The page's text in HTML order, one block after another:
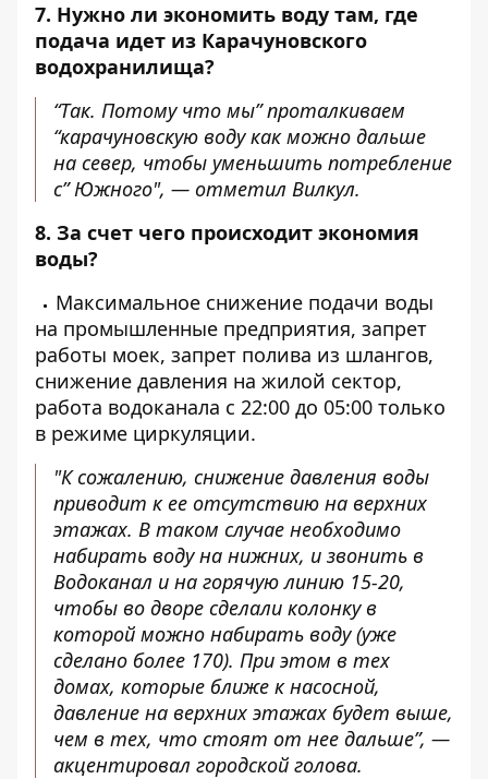
7. Нужно ли экономить воду там, где
подача идет из Карачуновского
водохранилища?
“Так. Потому что мы” проталкиваем
“карачуновскую воду как можно дальше
на север, чтобы уменьшить потребление
с” Южного", — отметил Вилкул.
8. За счет чего происходит экономия
воды?
Максимальное снижение подачи воды
на промышленные предприятия, запрет
работы моек, запрет полива из шлангов,
снижение давления на жилой сектор,
работа водоканала с 22:00 до 05:00 только
в режиме циркуляции.
"К сожалению, снижение давления воды
приводит к ее отсутствию на верхних
этажах. В таком случае необходимо
набирать воду на нижних, и звонить в
Водоканал и на горячую линию 15-20,
чтобы во дворе сделали колонку в
которой можно набирать воду (уже
сделано более 170). При этом в тех
домах, которые ближе к насосной,
давление на верхних этажах будет выше,
чем в тех, что стоят от нее дальше”, —
акцентировал городской голова.